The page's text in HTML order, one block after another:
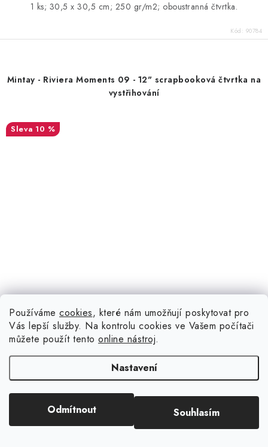
Používáme cookies, které nám umožňují poskytovat pro
Vás lepší služby. Na kontrolu cookies ve Vašem počítači
můžete použít tento online nástroj.
Nastavení
Odmítnout Souhlasím
1 ks; 30,5 x 30,5 cm; 250 gr/m2; oboustranná čtvrtka.
Kód: 90784
Mintay - Riviera Moments 09 - 12" scrapbooková čtvrtka na
vystřihování
10 %
Objednáno u výrobce
34 Kč
38 Kč
1 ks; 30,5 x 30,5 cm; 250 gr/m2; oboustranná čtvrtka na
vystřihování.